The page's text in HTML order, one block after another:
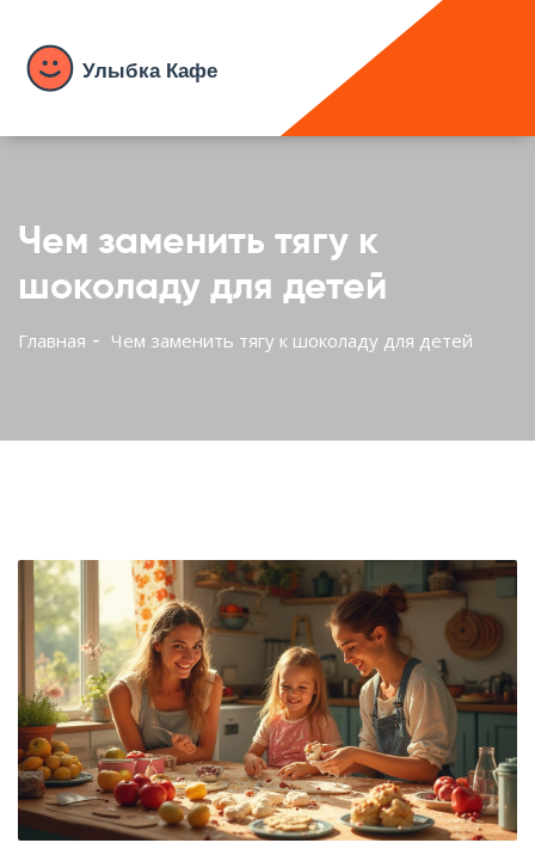
Чем заменить тягу к
шоколаду для детей
Главная Чем заменить тягу к шоколаду для детей